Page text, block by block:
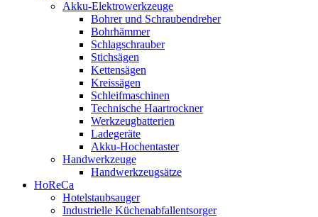
Akku-Elektrowerkzeuge
Bohrer und Schraubendreher
Bohrhämmer
Schlagschrauber
Stichsägen
Kettensägen
Kreissägen
Schleifmaschinen
Technische Haartrockner
Werkzeugbatterien
Ladegeräte
Akku-Hochentaster
Handwerkzeuge
Handwerkzeugsätze
HoReCa
Hotelstaubsauger
Industrielle Küchenabfallentsorger